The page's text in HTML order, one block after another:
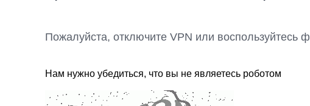
Пожалуйста, отключите VPN или воспользуйтесь
Нам нужно убедиться, что вы не являетесь роботом